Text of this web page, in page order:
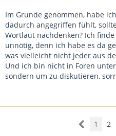
Im Grunde genommen, habe
dadurch angegriffen fühlt,
Wortlaut nachdenken? Ich
unnötig, denn ich habe es da
was vielleicht nicht jeder aus
Und ich bin nicht in Foren
sondern um zu diskutieren,
1 2